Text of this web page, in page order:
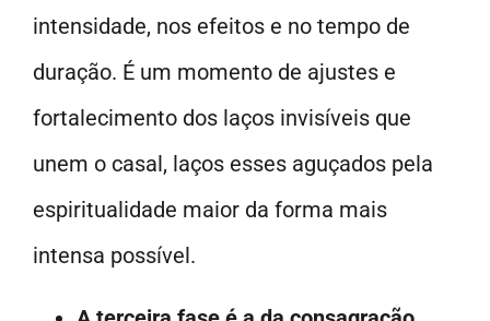
intensidade, nos efeitos e no tempo de
duração. É um momento de ajustes e
fortalecimento dos laços invisíveis que
unem o casal, laços esses aguçados pela
espiritualidade maior da forma mais
intensa possível.